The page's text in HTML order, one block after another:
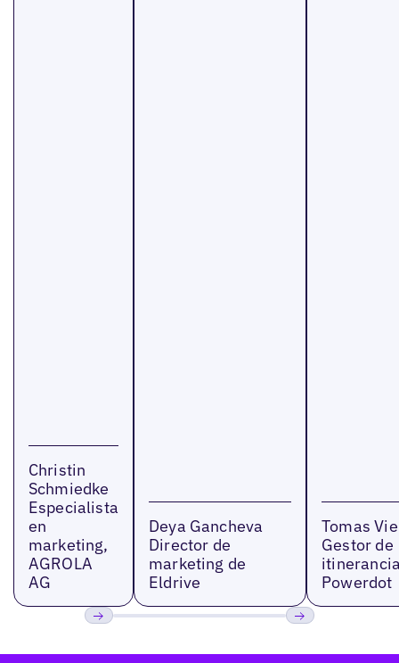
Christin
Schmiedke
Especialista
en
marketing,
AGROLA
AG
Deya Gancheva
Director de
marketing de
Eldrive
Tomas
Gestor de
Powerdot